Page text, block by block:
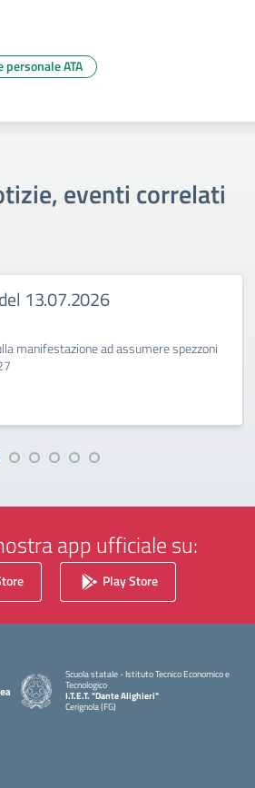
personale ATA
eventi correlati
13.07.2026
manifestazione ad assumere spezzoni
app ufficiale su:
Play Store
Scuola statale - Istituto Tecnico Economico e
Tecnologico
I.T.E.T. "Dante Alighieri"
Cerignola (FG)
— Visita la pagina iniziale della scuola